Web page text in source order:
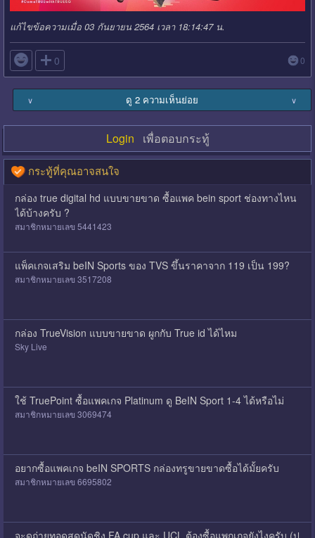
แก้ไขข้อความเมื่อ 03 กันยายน 2564 เวลา 18:14:47 น.
 0 0
∨ ดู 2 ความเห็นย่อย ∨
Login เพื่อตอบกระทู้
กระทู้ที่คุณอาจสนใจ
กล่อง true digital hd แบบขายขาด ซื้อแพค bein sport ช่องทางไหน
ได้บ้างครับ ?
สมาชิกหมายเลข 5441423
แพ็คเกจเสริม beIN Sports ของ TVS ขึ้นราคาจาก 119 เป็น 199?
สมาชิกหมายเลข 3517208
กล่อง TrueVision แบบขายขาด ผูกกับ True id ได้ไหม
Sky Live
ใช้ TruePoint ซื้อแพคเกจ Platinum ดู BeIN Sport 1-4 ได้หรือไม่
สมาชิกหมายเลข 3069474
อยากซื้อแพคเกจ beIN SPORTS กล่องทรูขายขาดซื้อได้มั้ยครับ
สมาชิกหมายเลข 6695802
จะดูถ่ายทอดสดนัดชิง FA cup และ UCL ต้องซื้อแพกเกจยังไงครับ (ป